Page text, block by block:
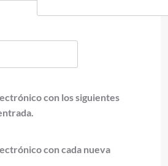
con los siguientes
con cada nueva